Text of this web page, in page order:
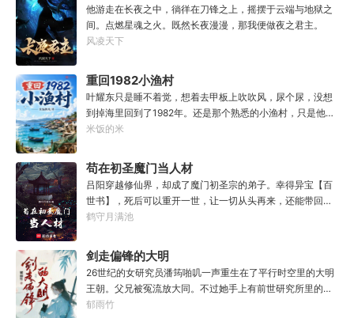
他游走在长夜之中，徜徉在刀锋之上，摇摆于云端与地狱之
间。点燃星魂之火。既然长夜漫漫，那我便做夜之君主。
风凌天下
重回1982小渔村
叶耀东只是睡不着觉，想着去甲板上吹吹风，尿个尿，没想
到掉海里回到了1982年。还是那个熟悉的小渔村，只是他已
经不是年轻时候的他了。混账了半辈子，这回他想好好来过
他也没什么大理想大志向，只想挽回遗憾，跟老婆好好过日
子，一家子平安喜乐就好。
米饭的米
苟在初圣魔门当人材
吕阳穿越修仙界，却成了魔门初圣宗的弟子。幸得异宝【百
世书】，死后可以重开一世，让一切从头再来，还能带回前
世的宝物，修为，寿命，甚至觉醒特殊的天赋。奈何次数有
定先在魔门苟住，一世世苦修，不成仙不出山，奈何魔门凶
险异常，遍地都是人材。第一世，吕阳惨遭师姐暗算。第二
世，好不容易反杀师姐，又遭师兄毒手。第三世，第四
世……直到百世之后，再回首，吕阳才发现自己已经成为了
一代魔道巨擘，初圣宗里最畜生的那一个。“魔门个个都是人
鹤守月满池
剑走偏锋的大明
26世纪的女研究员潘筠啪叽一声重生在了平行时空里的大明
王朝。父兄被冤流放大同。不过她手上有前世研究所里的镇
馆神器——灵境！为救家人，潘筠化身道观小道士，仗剑提
郁雨竹